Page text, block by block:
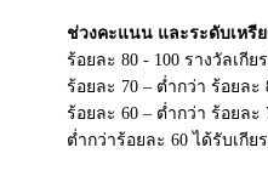
ช่วงคะแนน และระดับเหรี
ร้อยละ 80 - 100 รางวัลเกี
ร้อยละ 70 – ต่ำกว่า ร้อยล
ร้อยละ 60 – ต่ำกว่า ร้อยล
ต่ำกว่าร้อยละ 60 ได้รับเกี